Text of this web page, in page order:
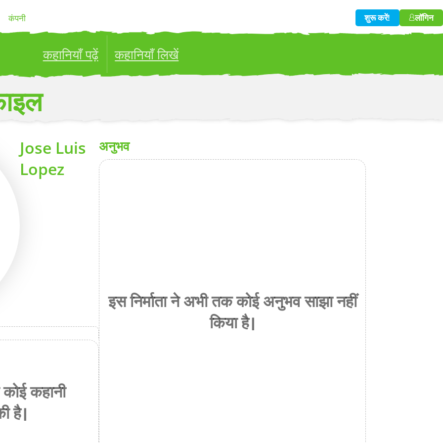
कंपनी शुरू करें! लॉगिन
कहानियाँ पढ़ें कहानियाँ लिखें
Jose Luis
Lopez
कहानी
है।
अनुभव
इस निर्माता ने अभी तक कोई अनुभव साझा नहीं
किया है।